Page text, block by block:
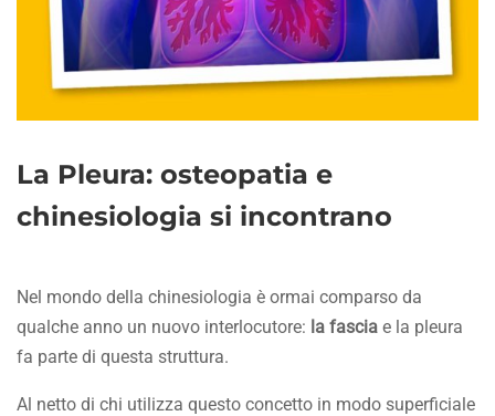
La Pleura: osteopatia e
chinesiologia si incontrano
Nel mondo della chinesiologia è ormai comparso da
qualche anno un nuovo interlocutore: la fascia e la pleura
fa parte di questa struttura.
Al netto di chi utilizza questo concetto in modo superficiale